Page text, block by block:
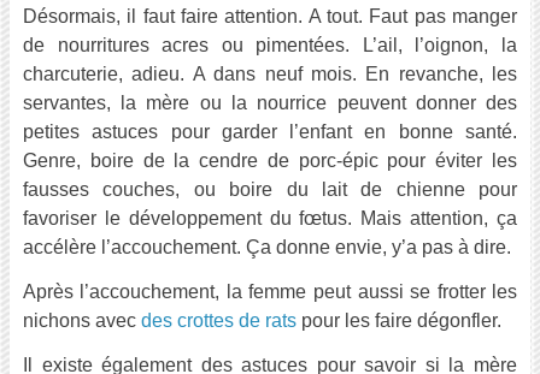
Désormais, il faut faire attention. A tout. Faut pas manger
de nourritures acres ou pimentées. L’ail, l’oignon, la
charcuterie, adieu. A dans neuf mois. En revanche, les
servantes, la mère ou la nourrice peuvent donner des
petites astuces pour garder l’enfant en bonne santé.
Genre, boire de la cendre de porc-épic pour éviter les
fausses couches, ou boire du lait de chienne pour
favoriser le développement du fœtus. Mais attention, ça
accélère l’accouchement. Ça donne envie, y’a pas à dire.
Après l’accouchement, la femme peut aussi se frotter les
nichons avec des crottes de ratspour les faire dégonfler.
Il existe également des astuces pour savoir si la mère